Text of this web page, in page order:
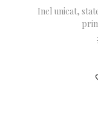
Inel unicat,